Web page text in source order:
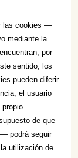
las cookies —
mediante la
por
sentido, los
pueden diferir
el usuario
de que
podrá seguir
utilización de